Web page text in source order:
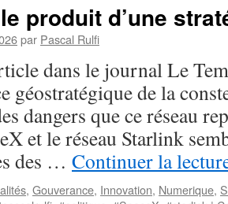
produit d’une
par Pascal Rulfi
dans le journal Le
géostratégique de la
dangers que ce réseau
et le réseau Starlink
des … Continuer la
, Gouverance, Innovation, Numerique,